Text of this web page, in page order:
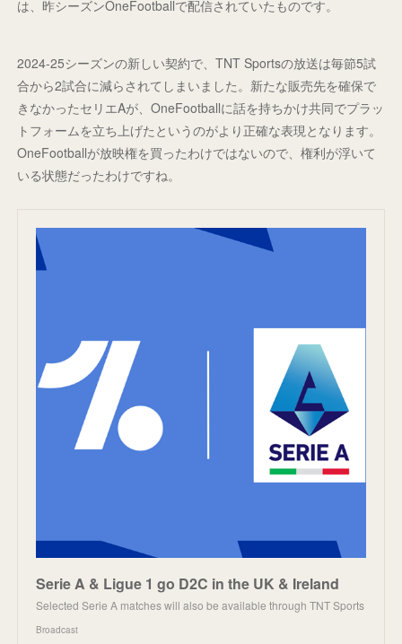
は、昨シーズンOneFootballで配信されていたものです。
2024-25シーズンの新しい契約で、TNT Sportsの放送は毎節5試
合から2試合に減らされてしまいました。新たな販売先を確保で
きなかったセリエAが、OneFootballに話を持ちかけ共同でプラッ
トフォームを立ち上げたというのがより正確な表現となります。
OneFootballが放映権を買ったわけではないので、権利が浮いて
いる状態だったわけですね。
Serie A & Ligue 1 go D2C in the UK & Ireland
Selected Serie A matches will also be available through TNT Sports
Broadcast